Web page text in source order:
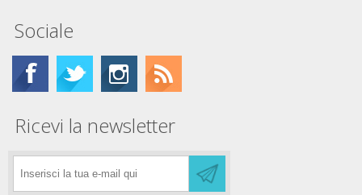
Sociale
Ricevi la newsletter